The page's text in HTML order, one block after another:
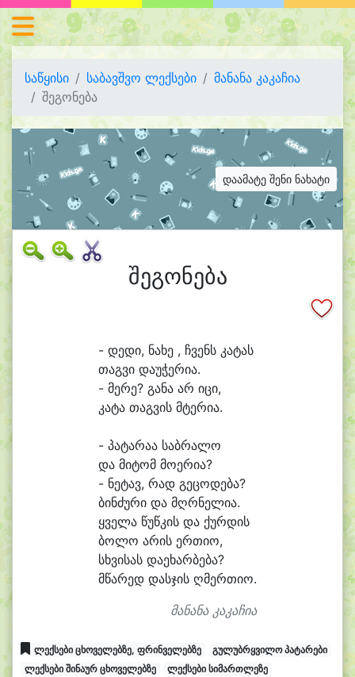
საწყისი საბავშვო ლექსები
მანანა კაკაჩია
შეგონება
დაამატე შენი ნახატი
შეგონება
- დედი, ნახე , ჩვენს კატას
თაგვი დაუჭერია.
- მერე? განა არ იცი,
კატა თაგვის მტერია.
- პატარაა საბრალო
და მიტომ მოერია?
- ნეტავ, რად გეცოდება?
ბინძური და მღრნელია.
ყველა წუწკის და ქურდის
ბოლო არის ერთიო,
სხვისას დაეხარბება?
მწარედ დასჯის ღმერთიო.
მანანა კაკაჩია
ლექსები ცხოველებზე, ფრინველებზე
გულუბრყვილო პატარები
ლექსები შინაურ ცხოველებზე
ლექსები სიმართლეზე